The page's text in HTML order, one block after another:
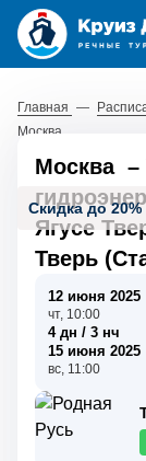
Главная —
Москва
Скидка до
Москва –
Ягусе
Тверь
12 июня 2025
чт, 10:00
4 дн / 3 нч
15 июня 2025
вс, 11:00